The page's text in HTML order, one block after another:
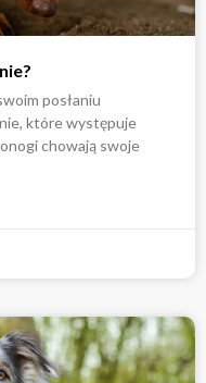
posłaniu
które występuje
chowają swoje